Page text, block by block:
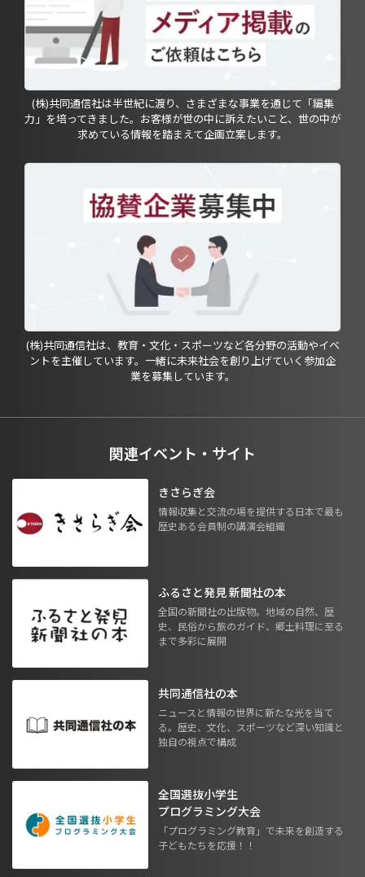
(株)共同通信社は半世紀に渡り、さまざまな事業を通じて「編集
力」を培ってきました。お客様が世の中に訴えたいこと、世の中が
求めている情報を踏まえて企画立案します。
(株)共同通信社は、教育・文化・スポーツなど各分野の活動やイベ
ントを主催しています。一緒に未来社会を創り上げていく参加企
業を募集しています。
関連イベント・サイト
きさらぎ会
情報収集と交流の場を提供する日本で最も
歴史ある会員制の講演会組織
ふるさと発見 新聞社の本
全国の新聞社の出版物。地域の自然、歴
史、民俗から旅のガイド、郷土料理に至る
まで多彩に展開
共同通信社の本
ニュースと情報の世界に新たな光を当て
る。歴史、文化、スポーツなど深い知識と
独自の視点で構成
全国選抜小学生
プログラミング大会
「プログラミング教育」で未来を創造する
子どもたちを応援！！